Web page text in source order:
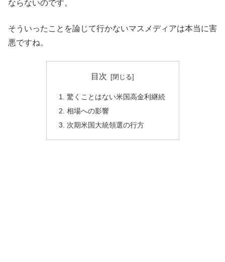
ならないのです。
そういったことを論じて行かないマスメディアは本当に害
悪ですね。
目次
驚くことはない米国高金利継続
相場への影響
次期米国大統領選の行方